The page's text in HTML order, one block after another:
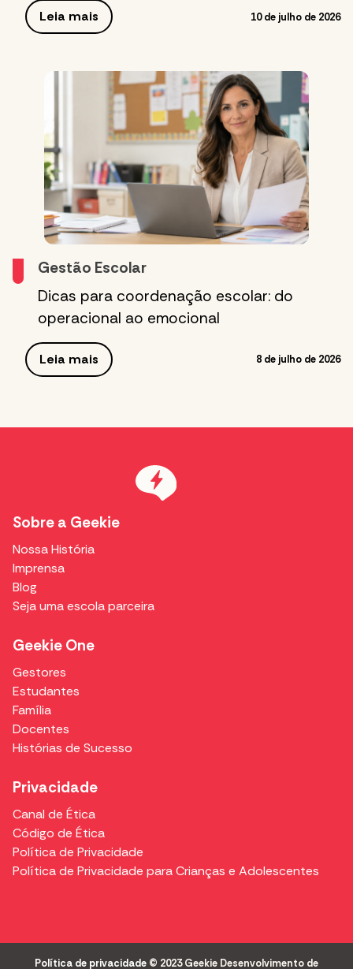
Leia mais 10 de julho de 2026
Gestão Escolar
Dicas para coordenação escolar: do
operacional ao emocional
Leia mais 8 de julho de 2026
Sobre a Geekie
Nossa História
Imprensa
Blog
Seja uma escola parceira
Geekie One
Gestores
Estudantes
Família
Docentes
Histórias de Sucesso
Privacidade
Canal de Ética
Código de Ética
Política de Privacidade
Política de Privacidade para Crianças e Adolescentes
Política de privacidade © 2023 Geekie Desenvolvimento de